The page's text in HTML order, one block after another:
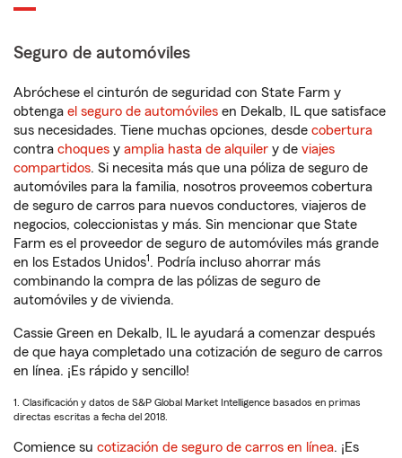
Seguro de automóviles
Abróchese el cinturón de seguridad con State Farm y
obtenga el seguro de automóviles en Dekalb, IL que satisface
sus necesidades. Tiene muchas opciones, desde cobertura
contra choques y amplia hasta de alquiler y de viajes
compartidos. Si necesita más que una póliza de seguro de
automóviles para la familia, nosotros proveemos cobertura
de seguro de carros para nuevos conductores, viajeros de
negocios, coleccionistas y más. Sin mencionar que State
Farm es el proveedor de seguro de automóviles más grande
en los Estados Unidos1. Podría incluso ahorrar más
combinando la compra de las pólizas de seguro de
automóviles y de vivienda.
Cassie Green en Dekalb, IL le ayudará a comenzar después
de que haya completado una cotización de seguro de carros
en línea. ¡Es rápido y sencillo!
1. Clasificación y datos de S&P Global Market Intelligence basados en primas
directas escritas a fecha del 2018.
Comience su cotización de seguro de carros en línea. ¡Es